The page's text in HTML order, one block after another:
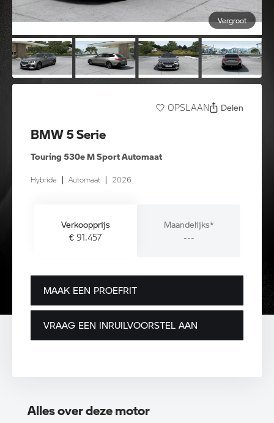
Vergroot
OPSLAAN Delen
BMW 5 Serie
Touring 530e M Sport Automaat
Hybride | Automaat | 2026
Verkoopprijs
€ 91.457
Maandelijks*
---
MAAK EEN PROEFRIT
VRAAG EEN INRUILVOORSTEL AAN
Alles over deze motor